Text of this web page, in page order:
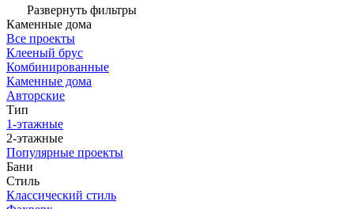
Развернуть фильтры
Каменные дома
Все проекты
Клееный брус
Комбинированные
Каменные дома
Авторские
Тип
1-этажные
2-этажные
Популярные проекты
Бани
Стиль
Классический стиль